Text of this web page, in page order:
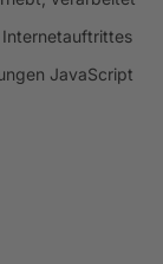
JavaScript